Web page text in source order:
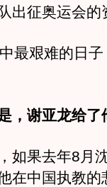
出征奥运会的
最艰难的日
，谢亚龙给了
果去年8月
在中国执教的